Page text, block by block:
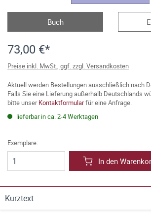
Buch
73,00 €*
Preise inkl. MwSt., ggf. zzgl. Versandkosten
Aktuell werden Bestellungen ausschließlich nach
Falls Sie eine Lieferung außerhalb Deutschlands
bitte unserKontaktformularfür eine Anfrage.
lieferbar in ca. 2-4 Werktagen
Exemplare:
In den
Kurztext